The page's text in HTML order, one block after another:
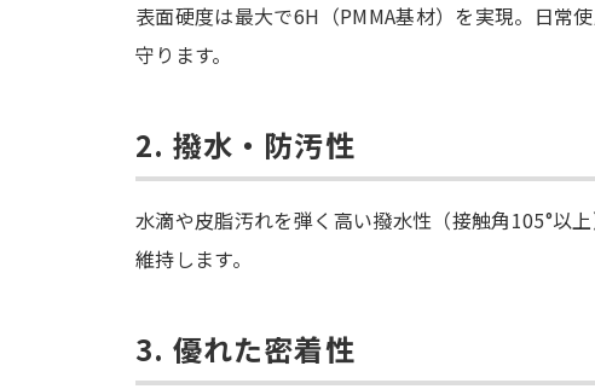
表面硬度は最大で6H（PMMA基材）を実現。日常
守ります。
2. 撥水・防汚性
水滴や皮脂汚れを弾く高い撥水性（接触角105°以
維持します。
3. 優れた密着性